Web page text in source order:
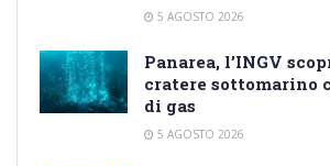
5 AGOSTO 2026
Panarea, l’INGV
cratere sottomarino
di gas
5 AGOSTO 2026